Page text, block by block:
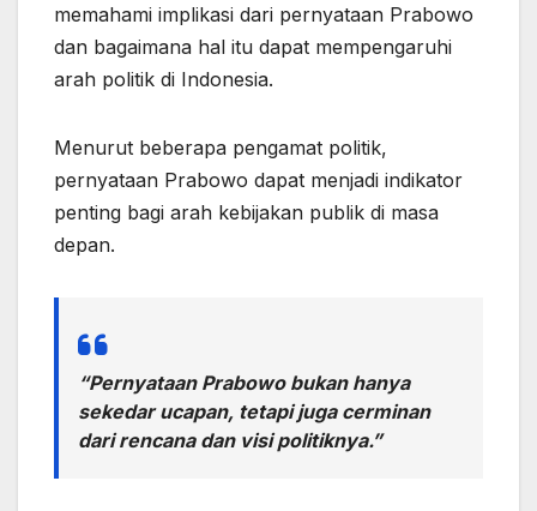
memahami implikasi dari pernyataan Prabowo
dan bagaimana hal itu dapat mempengaruhi
arah politik di Indonesia.
Menurut beberapa pengamat politik,
pernyataan Prabowo dapat menjadi indikator
penting bagi arah kebijakan publik di masa
depan.
“Pernyataan Prabowo bukan hanya
sekedar ucapan, tetapi juga cerminan
dari rencana dan visi politiknya.”